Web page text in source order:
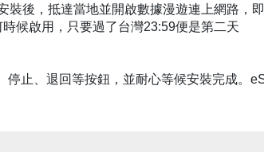
後，抵達當地並開啟數據漫遊連上網路，
候啟用，只要過了台灣23:59便是第二天
止、退回等按鈕，並耐心等候安裝完成。